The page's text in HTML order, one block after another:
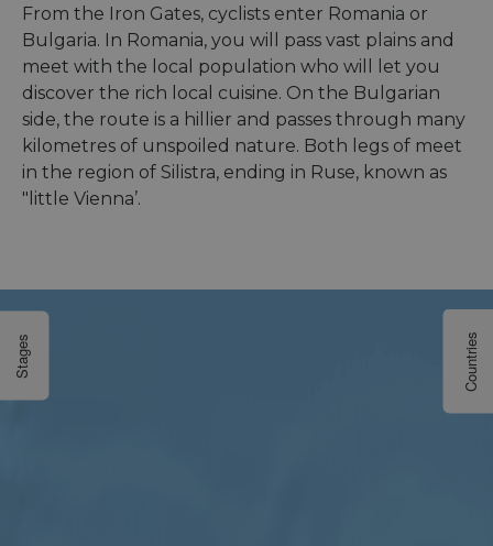
From the Iron Gates, cyclists enter Romania or
Bulgaria. In Romania, you will pass vast plains and
meet with the local population who will let you
discover the rich local cuisine. On the Bulgarian
side, the route is a hillier and passes through many
kilometres of unspoiled nature. Both legs of meet
in the region of Silistra, ending in Ruse, known as
"little Vienna’.
Stages Countries